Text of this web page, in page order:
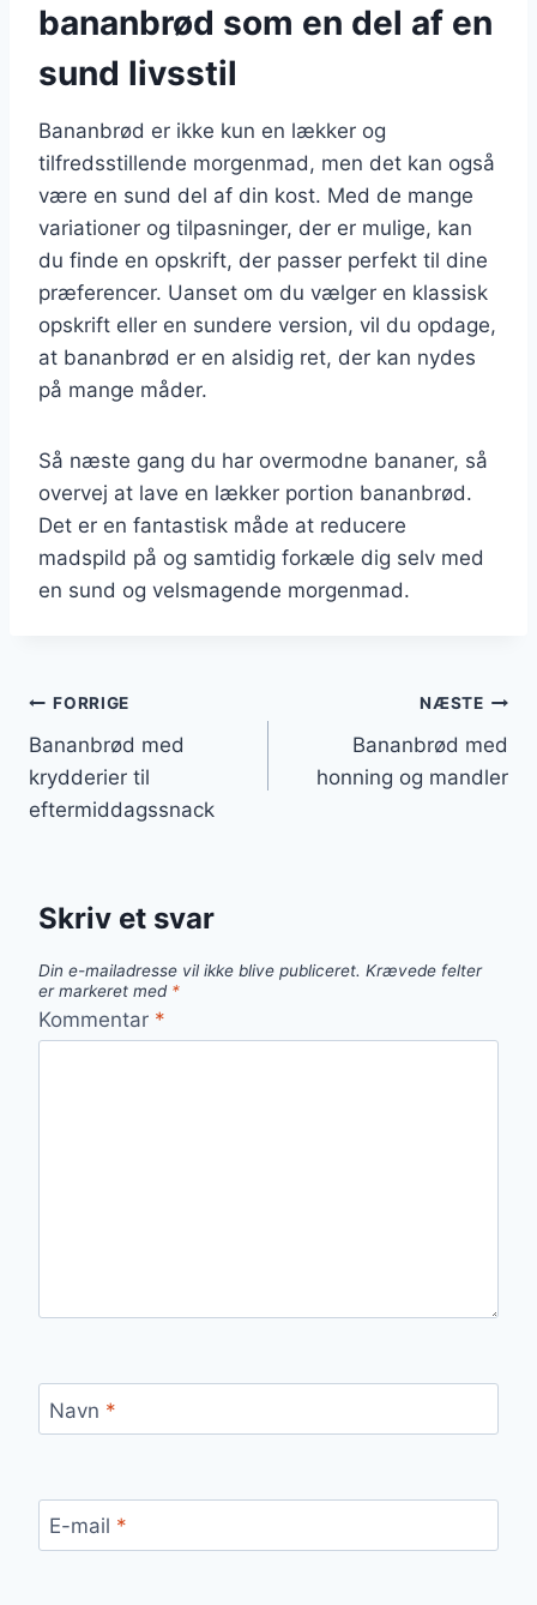
bananbrød som en del af en
sund livsstil
Bananbrød er ikke kun en lækker og
tilfredsstillende morgenmad, men det kan også
være en sund del af din kost. Med de mange
variationer og tilpasninger, der er mulige, kan
du finde en opskrift, der passer perfekt til dine
præferencer. Uanset om du vælger en klassisk
opskrift eller en sundere version, vil du opdage,
at bananbrød er en alsidig ret, der kan nydes
på mange måder.
Så næste gang du har overmodne bananer, så
overvej at lave en lækker portion bananbrød.
Det er en fantastisk måde at reducere
madspild på og samtidig forkæle dig selv med
en sund og velsmagende morgenmad.
Indlægsnavigation
FORRIGE
Bananbrød med
krydderier til
eftermiddagssnack
NÆSTE
Bananbrød med
honning og mandler
Skriv et svar
Din e-mailadresse vil ikke blive publiceret. Krævede felter
er markeret med *
Kommentar *
Navn *
E-mail *